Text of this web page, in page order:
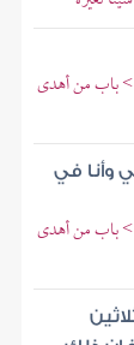
> باب من أهدى
وأنا في
> باب من أهدى